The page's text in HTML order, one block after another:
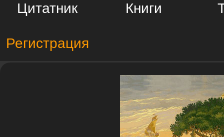
Цитатник Книги
Регистрация